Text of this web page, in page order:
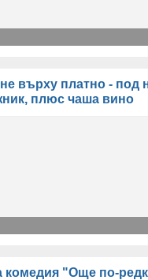
върху платно - под
плюс чаша вино
комедия "Още по-